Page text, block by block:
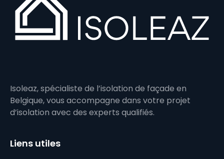
Isoleaz, spécialiste de l’isolation de façade en
Belgique, vous accompagne dans votre projet
d’isolation avec des experts qualifiés.
Liens utiles